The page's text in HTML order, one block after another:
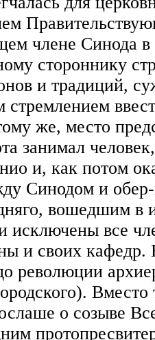
члене Синода
стороннику
и традиций,
cтремлением
же, место
занимал
и, как потом
Синодом и
вошедшим в
исключены все
и своих кафедр.
революции
о созыве